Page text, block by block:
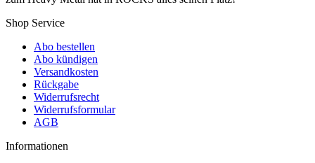
Shop Service
Abo bestellen
Abo kündigen
Versandkosten
Rückgabe
Widerrufsrecht
Widerrufsformular
AGB
Informationen